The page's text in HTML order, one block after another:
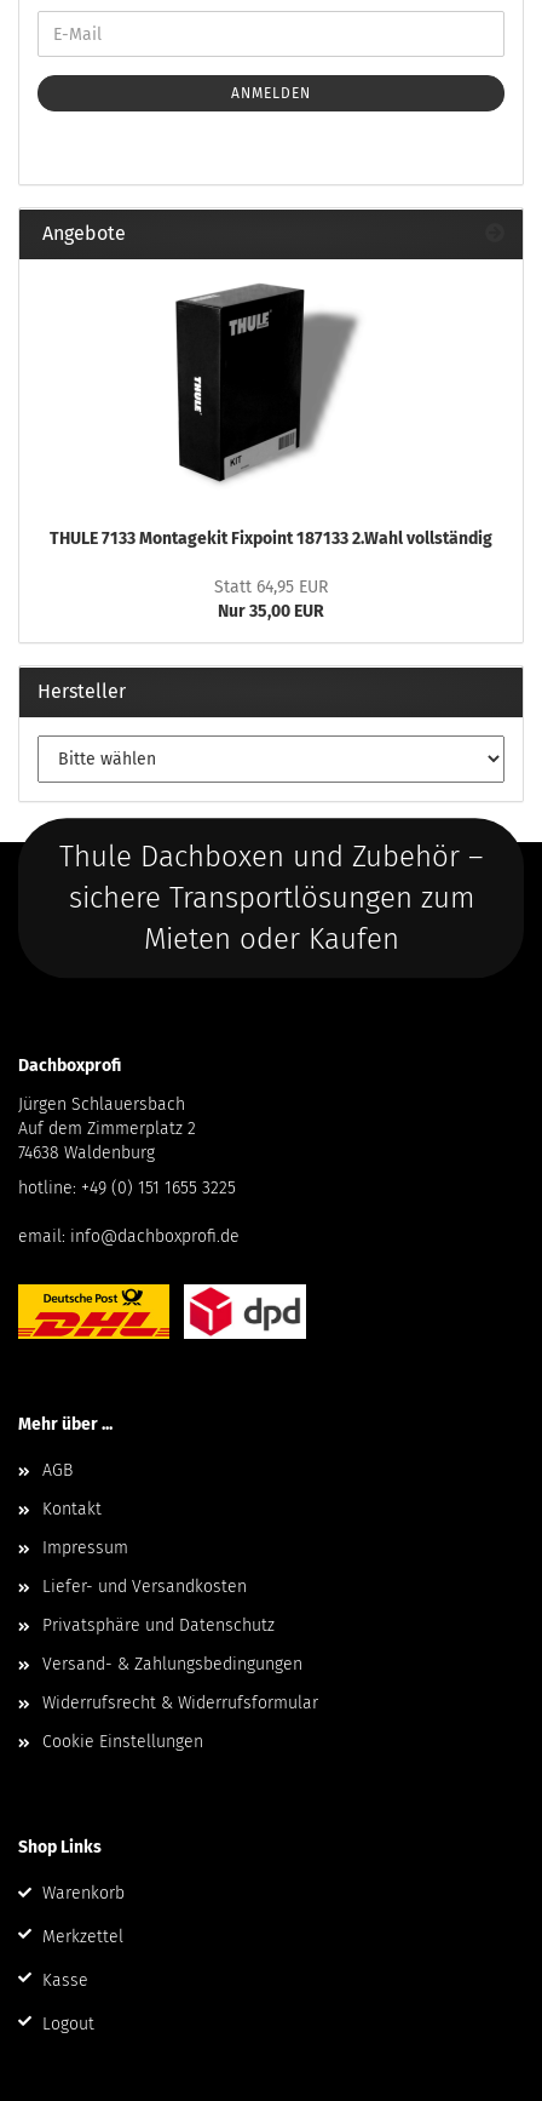
ANMELDEN
Angebote
THULE 7133 Montagekit Fixpoint 187133 2.Wahl vollständig
Statt 64,95 EUR
Nur 35,00 EUR
Hersteller
Thule Dachboxen und Zubehör –
sichere Transportlösungen zum
Mieten oder Kaufen
Dachboxprofi
Jürgen Schlauersbach
Auf dem Zimmerplatz 2
74638 Waldenburg
hotline: +49 (0) 151 1655 3225
email: info@dachboxprofi.de
Mehr über ...
AGB
Kontakt
Impressum
Liefer- und Versandkosten
Privatsphäre und Datenschutz
Versand- & Zahlungsbedingungen
Widerrufsrecht & Widerrufsformular
Cookie Einstellungen
Shop Links
Warenkorb
Merkzettel
Kasse
Logout